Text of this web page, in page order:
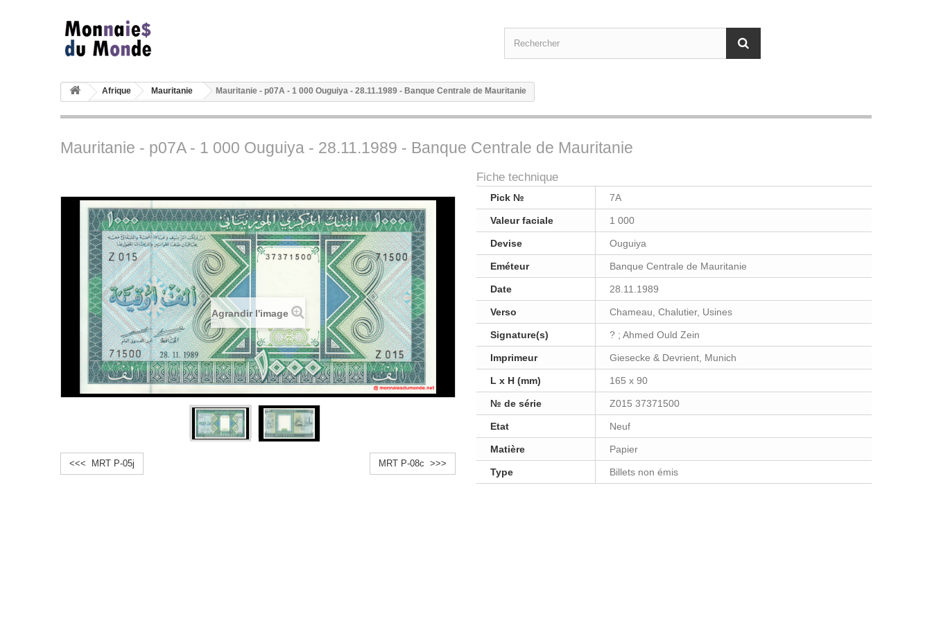
Afrique Mauritanie Mauritanie - p07A - 1 000 Ouguiya - 28.11.1989 - Banque Centrale de Mauritanie
Mauritanie - p07A - 1 000 Ouguiya - 28.11.1989 - Banque Centrale de Mauritanie
Agrandir l'image
<<< MRT P-05j MRT P-08c >>>
Fiche technique
Pick № 7A
Valeur faciale 1 000
Devise Ouguiya
Eméteur Banque Centrale de Mauritanie
Date 28.11.1989
Verso Chameau, Chalutier, Usines
Signature(s) ? ; Ahmed Ould Zein
Imprimeur Giesecke & Devrient, Munich
L x H (mm) 165 x 90
№ de série Z015 37371500
Etat Neuf
Matière Papier
Type Billets non émis